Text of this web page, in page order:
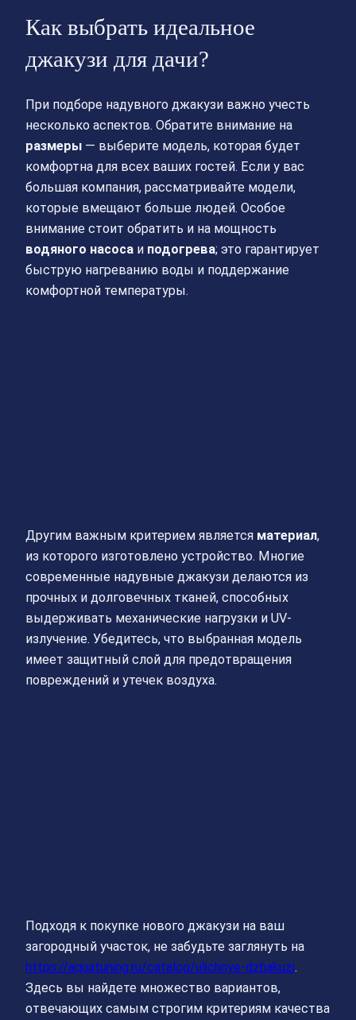
Как выбрать идеальное
джакузи для дачи?
При подборе надувного джакузи важно учесть
несколько аспектов. Обратите внимание на
размеры — выберите модель, которая будет
комфортна для всех ваших гостей. Если у вас
большая компания, рассматривайте модели,
которые вмещают больше людей. Особое
внимание стоит обратить и на мощность
водяного насоса и подогрева; это гарантирует
быструю нагреванию воды и поддержание
комфортной температуры.
Другим важным критерием является материал,
из которого изготовлено устройство. Многие
современные надувные джакузи делаются из
прочных и долговечных тканей, способных
выдерживать механические нагрузки и UV-
излучение. Убедитесь, что выбранная модель
имеет защитный слой для предотвращения
повреждений и утечек воздуха.
Подходя к покупке нового джакузи на ваш
загородный участок, не забудьте заглянуть на
https://aquatuning.ru/catalog/ulichnye-dzhakuzi.
Здесь вы найдете множество вариантов,
отвечающих самым строгим критериям качества